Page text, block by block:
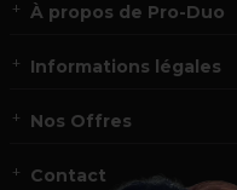
À propos de Pro-Duo
Informations légales
Nos Offres
Contact